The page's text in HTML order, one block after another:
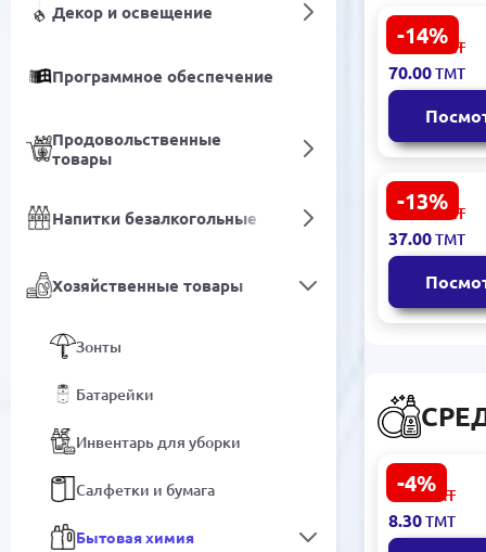
Декор и освещение
Программное обеспечение
Продовольственные
товары
Напитки безалкогольные
Хозяйственные товары
Зонты
Батарейки
Инвентарь для уборки
Салфетки и бумага
Бытовая химия
-14%
PERSIL |
Стиральный
порошок 3
82.00 ТМТ
70.00ТМТ
-13%
MONA |
порошок
кг
43.00 ТМТ
37.00ТМТ
-4%
MONA |
для мытья
500 мл
8.70ТМТ
8.30ТМТ